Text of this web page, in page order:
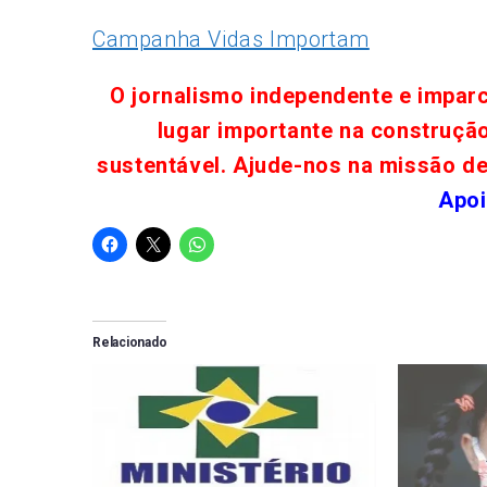
Campanha Vidas Importam
O jornalismo independente e
lugar importante na
sustentável. Ajude-nos na missão
Relacionado